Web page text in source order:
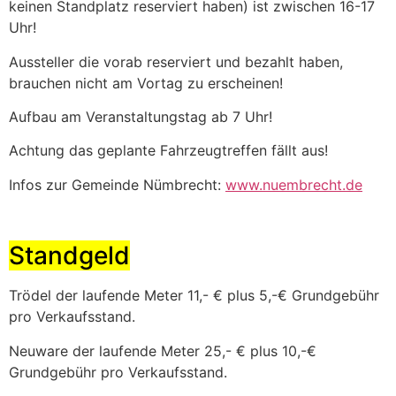
keinen Standplatz reserviert haben) ist zwischen 16-17
Uhr!
Aussteller die vorab reserviert und bezahlt haben,
brauchen nicht am Vortag zu erscheinen!
Aufbau am Veranstaltungstag ab 7 Uhr!
Achtung das geplante Fahrzeugtreffen fällt aus!
Infos zur Gemeinde Nümbrecht: www.nuembrecht.de
Standgeld
Trödel der laufende Meter 11,- € plus 5,-€ Grundgebühr
pro Verkaufsstand.
Neuware der laufende Meter 25,- € plus 10,-€
Grundgebühr pro Verkaufsstand.